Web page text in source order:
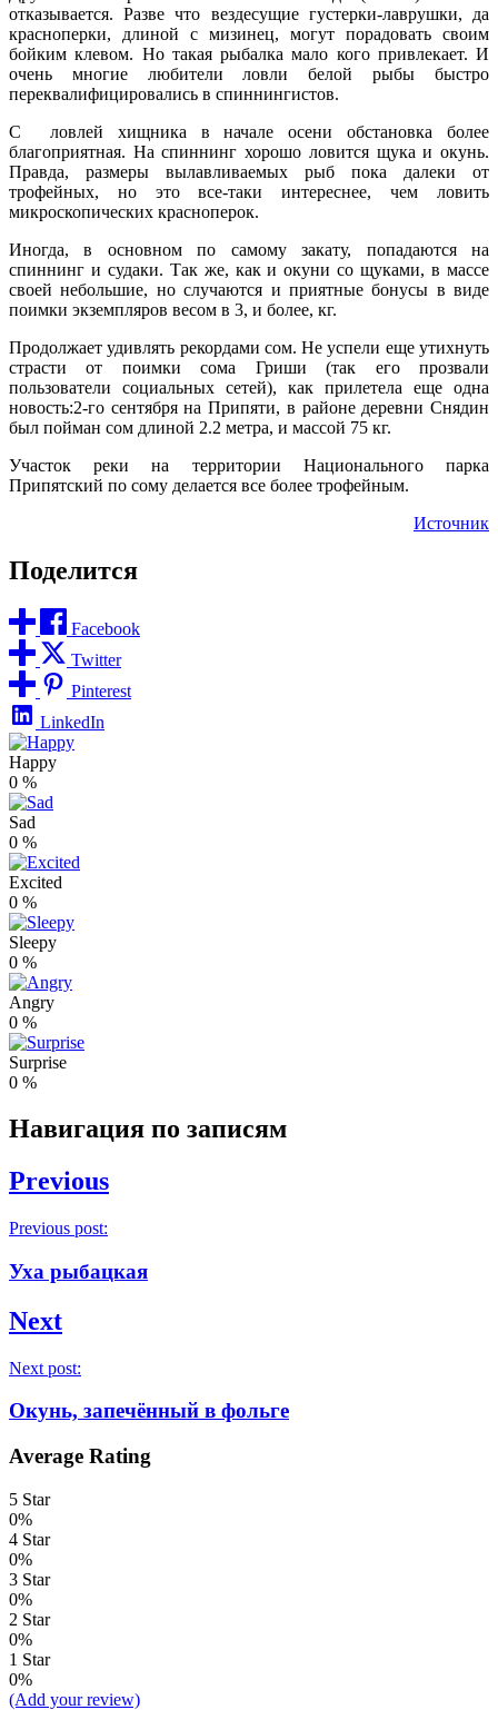
отказывается. Разве что вездесущие густерки-лаврушки, да
красноперки, длиной с мизинец, могут порадовать своим
бойким клевом. Но такая рыбалка мало кого привлекает. И
очень многие любители ловли белой рыбы быстро
переквалифицировались в спиннингистов.
С ловлей хищника в начале осени обстановка более
благоприятная. На спиннинг хорошо ловится щука и окунь.
Правда, размеры вылавливаемых рыб пока далеки от
трофейных, но это все-таки интереснее, чем ловить
микроскопических красноперок.
Иногда, в основном по самому закату, попадаются на
спиннинг и судаки. Так же, как и окуни со щуками, в массе
своей небольшие, но случаются и приятные бонусы в виде
поимки экземпляров весом в 3, и более, кг.
Продолжает удивлять рекордами сом. Не успели еще утихнуть
страсти от поимки сома Гриши (так его прозвали
пользователи социальных сетей), как прилетела еще одна
новость:2-го сентября на Припяти, в районе деревни Снядин
был пойман сом длиной 2.2 метра, и массой 75 кг.
Участок реки на территории Национального парка
Припятский по сому делается все более трофейным.
Источник
Поделится
Facebook
Twitter
Pinterest
LinkedIn
Happy
0 %
Sad
0 %
Excited
0 %
Sleepy
0 %
Angry
0 %
Surprise
0 %
Навигация по записям
Previous
Previous post:
Уха рыбацкая
Next
Next post:
Окунь, запечённый в фольге
Average Rating
5 Star
0%
4 Star
0%
3 Star
0%
2 Star
0%
1 Star
0%
(Add your review)